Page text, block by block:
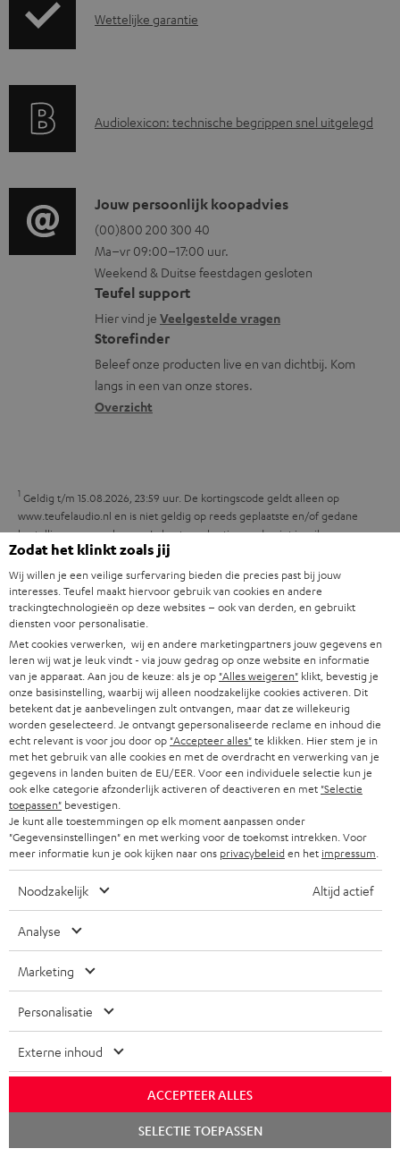
e
n
r
m
a
t
i
e
G
n
e
i
n
f
o
r
m
a
Wettelijke garantie
A
i
o
g
l
o
s
s
a
r
Audiolexicon: technische begrippen snel uitgelegd
C
o
n
t
a
c
t
i
n
r
m
a
t
i
e
Jouw persoonlijk koopadvies
(00)800 200 300 40
Ma–vr 09:00–17:00 uur.
Weekend & Duitse feestdagen gesloten
Teufel support
Hier vind je Veelgestelde vragen
Storefinder
Beleef onze producten live en van dichtbij. Kom
langs in een van onze stores.
Overzicht
1 Geldig t/m 15.08.2026, 23:59 uur. De kortingscode geldt alleen op
www.teufelaudio.nl en is niet geldig op reeds geplaatste en/of gedane
bestellingen en aankopen. Je kunt een kortingscode niet inruilen voor
geld. Deze kortingscode kan niet in combinatie met andere kortingscodes
worden gebruikt en geldt alleen voor particulieren. Kortingscodes die op
www.teufelaudio.nl staan vermeld, mogen niet worden doorverkocht of
gepubliceerd worden door derden zonder schriftelijke toestemming van
Lautsprecher Teufel GmbH. Voor de exacte voorwaarden verwijzen wij je
naar deAlgemene Voorwaarden.
8 weken proefluisteren
Gratis retourneren
Inhouse klantenservice
Zodat het klinkt zoals jij
Wij willen je een veilige surfervaring bieden die precies past bij jouw
interesses. Teufel maakt hiervoor gebruik van cookies en andere
trackingtechnologieën op deze websites – ook van derden, en gebruikt
diensten voor personalisatie.
Met cookies verwerken, wij en andere marketingpartners jouw gegevens en
leren wij wat je leuk vindt - via jouw gedrag op onze website en informatie
van je apparaat. Aan jou de keuze: als je op "Alles weigeren" klikt, bevestig je
onze basisinstelling, waarbij wij alleen noodzakelijke cookies activeren. Dit
betekent dat je aanbevelingen zult ontvangen, maar dat ze willekeurig
worden geselecteerd. Je ontvangt gepersonaliseerde reclame en inhoud die
echt relevant is voor jou door op "Accepteer alles"te klikken. Hier stem je in
met het gebruik van alle cookies en met de overdracht en verwerking van je
gegevens in landen buiten de EU/EER. Voor een individuele selectie kun je
ook elke categorie afzonderlijk activeren of deactiveren en met "Selectie
toepassen" bevestigen.
Je kunt alle toestemmingen op elk moment aanpassen onder
"Gegevensinstellingen" en met werking voor de toekomst intrekken. Voor
meer informatie kun je ook kijken naar ons privacybeleiden het impressum
Noodzakelijk Altijd actief
Analyse
Marketing
Personalisatie
Externe inhoud
ACCEPTEER ALLES
SELECTIE TOEPASSEN